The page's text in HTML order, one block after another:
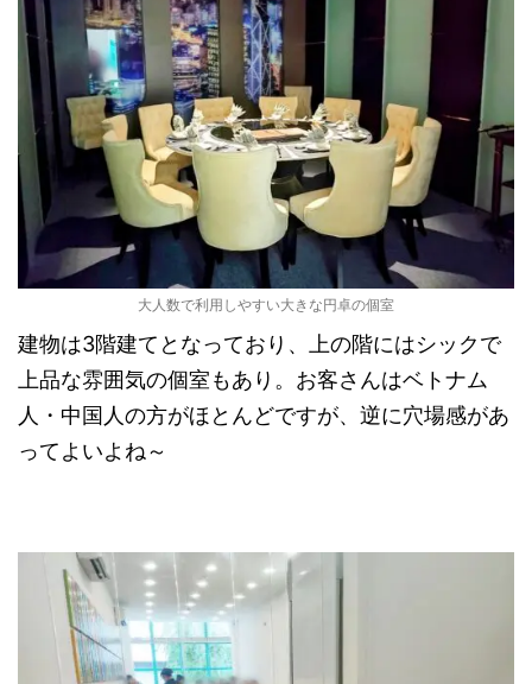
大人数で利用しやすい大きな円卓の個室
建物は3階建てとなっており、上の階にはシックで
上品な雰囲気の個室もあり。お客さんはベトナム
人・中国人の方がほとんどですが、逆に穴場感があ
ってよいよね～